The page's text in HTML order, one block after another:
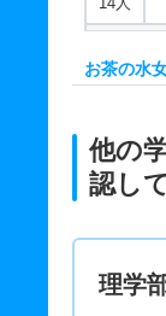
10人
2人
前
12人
お茶の水
他の
認し
理学